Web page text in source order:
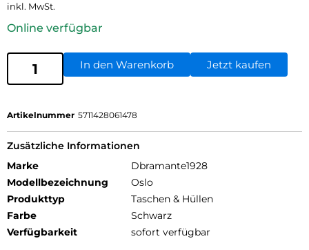
inkl. MwSt.
Online verfügbar
In den Warenkorb Jetzt kaufen
Artikelnummer 5711428061478
Zusätzliche Informationen
Marke
Dbramante1928
Modellbezeichnung
Oslo
Produkttyp
Taschen & Hüllen
Farbe
Schwarz
Verfügbarkeit
sofort verfügbar